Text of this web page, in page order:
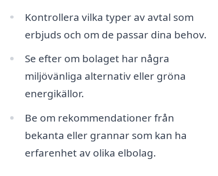
Kontrollera vilka typer av avtal som
erbjuds och om de passar dina behov.
Se efter om bolaget har några
miljövänliga alternativ eller gröna
energikällor.
Be om rekommendationer från
bekanta eller grannar som kan ha
erfarenhet av olika elbolag.